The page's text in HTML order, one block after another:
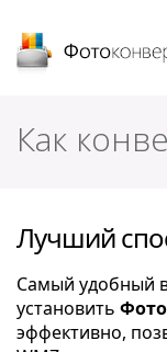
Как
Лучший
Самый удобный
установить
эффективно,